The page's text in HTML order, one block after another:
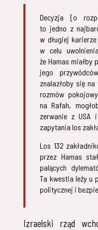
Decyzja [o
to jedno z
w długiej
w celu
że Hamas
jego
znalazłoby się
rozmów
na Rafah,
zerwanie z USA
zapytania los
Los 132
przez Hamas
palących
Ta kwestia leży u
politycznej i
Izraelski rząd